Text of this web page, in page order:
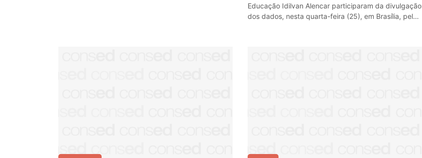
Educação Idilvan Alencar participaram da divulgação
dos dados, nesta quarta-feira (25), em Brasília, pelo